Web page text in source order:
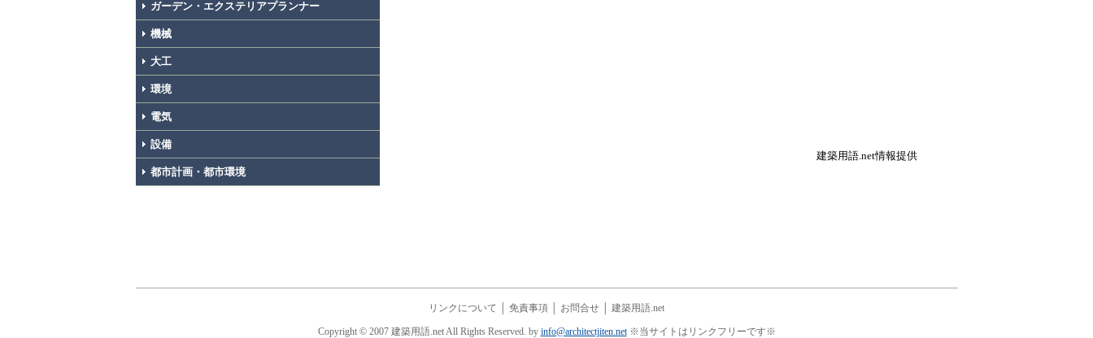
ガーデン・エクステリアプランナー
機械
大工
環境
電気
設備
都市計画・都市環境
建築用語.net情報提供
リンクについて 免責事項 お問合せ 建築用語.net
Copyright © 2007 建築用語.net All Rights Reserved. by info@architectjiten.net※当サイトはリンクフリーです※